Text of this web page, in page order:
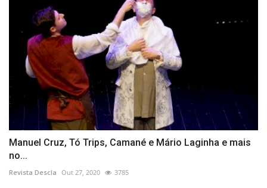
Manuel Cruz, Tó Trips, Camané e Mário Laginha e mais
no...
Revista Descla Out 27, 2020 3785